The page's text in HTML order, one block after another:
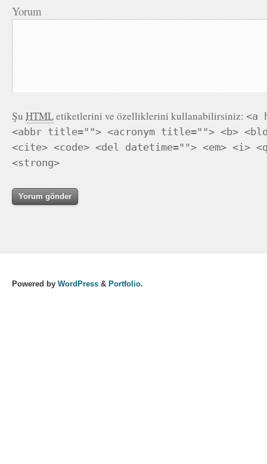
Yorum
Şu HTMLetiketlerini ve özelliklerini kullanabilirsiniz: <a
<abbr title=""> <acronym title=""> <b>
<cite> <code> <del datetime=""> <em> <i>
<strong>
Powered by WordPress & Portfolio.